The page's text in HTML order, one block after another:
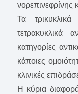
νορεπινεφρίνης
Τα
τετρακυκλικά
κατηγορίες
κάποιες
κλινικές
Η κύρια